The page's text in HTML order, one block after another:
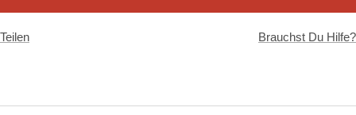
Teilen Brauchst Du Hilfe?